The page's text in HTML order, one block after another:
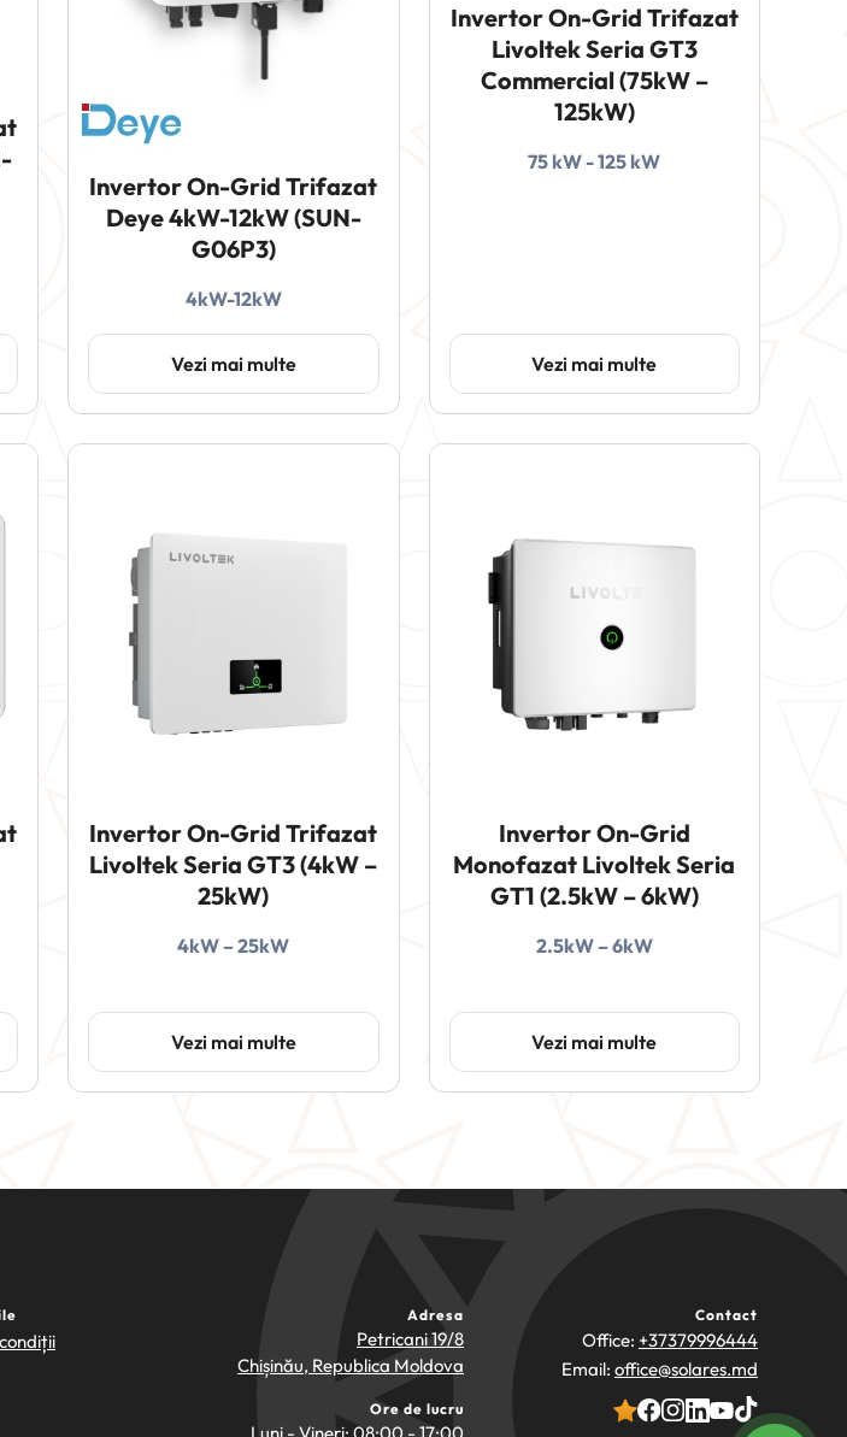
Invertor On-Grid Trifazat
Deye 4kW-12kW (SUN-
G06P3)
4kW-12kW
Vezi mai multe
Invertor On-Grid Trifazat
Livoltek Seria GT3
Commercial (75kW –
125kW)
75 kW - 125 kW
Vezi mai multe
Invertor On-Grid Trifazat
Livoltek Seria GT3 (4kW –
25kW)
4kW – 25kW
Vezi mai multe
Invertor On-Grid
Monofazat Livoltek Seria
GT1 (2.5kW – 6kW)
2.5kW – 6kW
Vezi mai multe
Adresa
Petricani 19/8
Chișinău, Republica Moldova
Ore de lucru
Luni - Vineri: 08:00 - 17:00
Contact
Office: +37379996444
Email: office@solares.md